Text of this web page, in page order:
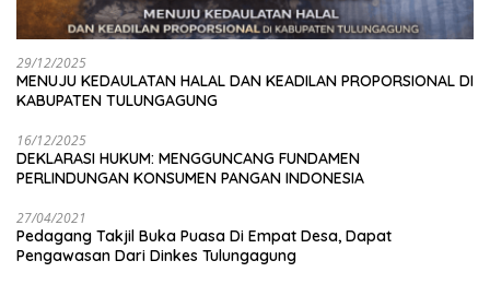
29/12/2025
MENUJU KEDAULATAN HALAL DAN KEADILAN PROPORSIONAL DI
KABUPATEN TULUNGAGUNG
16/12/2025
DEKLARASI HUKUM: MENGGUNCANG FUNDAMEN
PERLINDUNGAN KONSUMEN PANGAN INDONESIA
27/04/2021
Pedagang Takjil Buka Puasa Di Empat Desa, Dapat
Pengawasan Dari Dinkes Tulungagung